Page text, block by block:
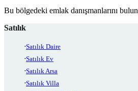
Bu bölgedeki emlak danışmanlarını bulun
Satılık
Satılık Daire
Satılık Ev
Satılık Arsa
Satılık Villa